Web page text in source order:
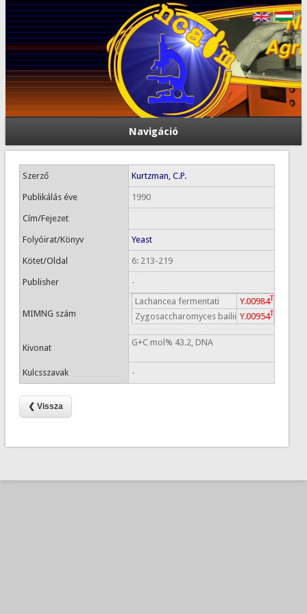
Navigáció
Szerző Kurtzman, C.P.
Publikálás éve 1990
Cím/Fejezet
Folyóirat/Könyv Yeast
Kötet/Oldal 6: 213-219
Publisher -
MIMNG szám
Lachancea fermentati Y.00984T
Zygosaccharomyces bailii Y.00954T
Kivonat
G+C mol% 43.2, DNA
Kulcsszavak -